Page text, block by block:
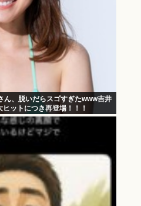
ん、脱いだらスゴすぎたwww吉井
ットにつき再登場！！！